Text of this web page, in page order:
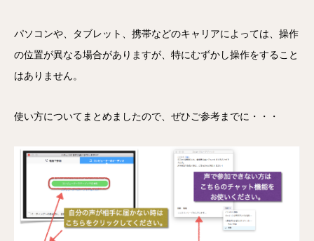
パソコンや、タブレット、携帯などのキャリアによっては、操作
の位置が異なる場合がありますが、特にむずかし操作をすること
はありません。
使い方についてまとめましたので、ぜひご参考までに・・・